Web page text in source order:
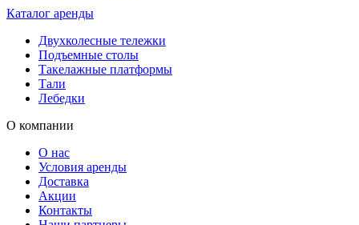
Каталог аренды
Двухколесные тележки
Подъемные столы
Такелажные платформы
Тали
Лебедки
О компании
О нас
Условия аренды
Доставка
Акции
Контакты